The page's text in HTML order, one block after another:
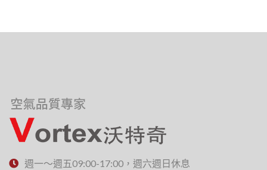
週一～週五09:00-17:00，週六週日休息